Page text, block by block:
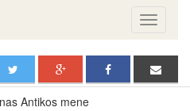
Antikos mene